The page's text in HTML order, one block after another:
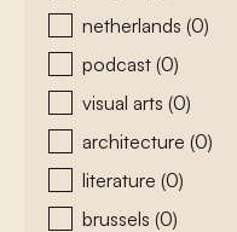
netherlands (0)
podcast (0)
visual arts (0)
architecture (0)
literature (0)
brussels (0)